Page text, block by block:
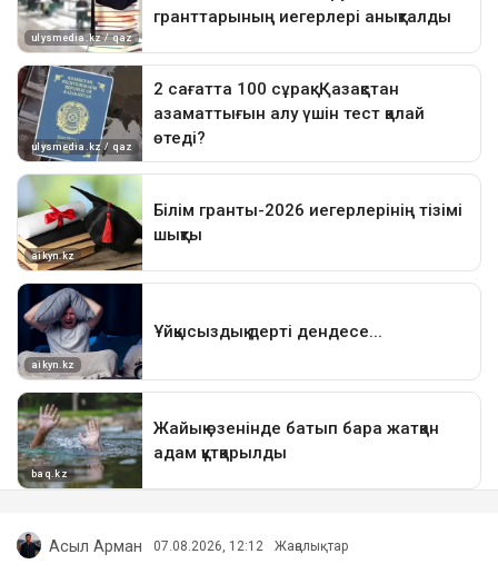
Асыл Арман 07.08.2026, 12:12 Жаңалықтар